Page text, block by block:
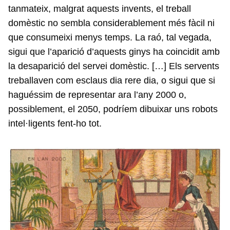
tanmateix, malgrat aquests invents, el treball
domèstic no sembla considerablement més fàcil ni
que consumeixi menys temps. La raó, tal vegada,
sigui que l’aparició d’aquests ginys ha coincidit amb
la desaparició del servei domèstic. […] Els servents
treballaven com esclaus dia rere dia, o sigui que si
haguéssim de representar ara l’any 2000 o,
possiblement, el 2050, podríem dibuixar uns robots
intel·ligents fent-ho tot.